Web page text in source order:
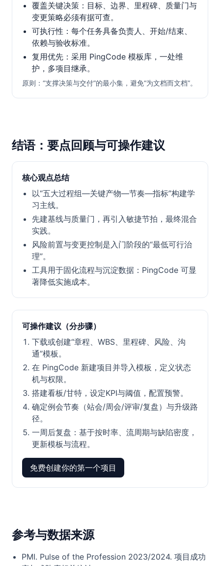
覆盖关键决策：目标、边界、里程碑、质量门与
变更策略必须有据可查。
可执行性：每个任务具备负责人、开始/结束、
依赖与验收标准。
复用优先：采用 PingCode 模板库，一处维
护，多项目继承。
原则：“支撑决策与交付”的最小集，避免“为文档而文档”。
结语：要点回顾与可操作建议
核心观点总结
以“五大过程组—关键产物—节奏—指标”构建学
习主线。
先建基线与质量门，再引入敏捷节拍，最终混合
实践。
风险前置与变更控制是入门阶段的“最低可行治
理”。
工具用于固化流程与沉淀数据：PingCode 可显
著降低实施成本。
可操作建议（分步骤）
下载或创建“章程、WBS、里程碑、风险、沟
通”模板。
在 PingCode 新建项目并导入模板，定义状态
机与权限。
搭建看板/甘特，设定KPI与阈值，配置预警。
确定例会节奏（站会/周会/评审/复盘）与升级路
径。
一周后复盘：基于按时率、流周期与缺陷密度，
更新模板与流程。
免费创建你的第一个项目
参考与数据来源
PMI. Pulse of the Profession 2023/2024. 项目成功